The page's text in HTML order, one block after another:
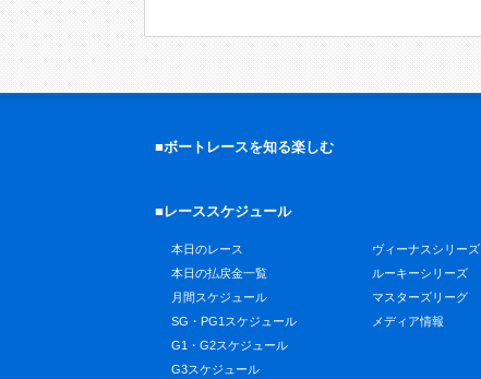
■ボートレースを知る楽しむ
■レーススケジュール
本日のレース
本日の払戻金一覧
月間スケジュール
SG・PG1スケジュール
G1・G2スケジュール
G3スケジュール
ヴィーナスシリーズ
ルーキーシリーズ
マスターズリーグ
メディア情報